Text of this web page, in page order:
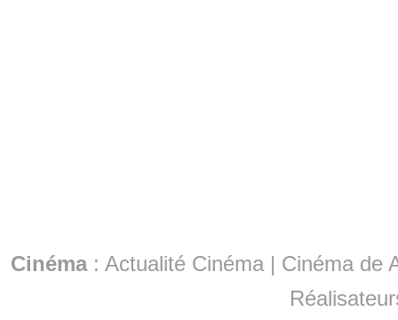
Cinéma: Actualité Cinéma | Cinéma de